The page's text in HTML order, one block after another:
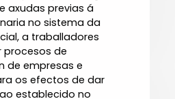
axudas previas á
no sistema da
a traballadores
de
de empresas e
os efectos de dar
establecido no